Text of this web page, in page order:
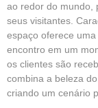
ao redor do mundo,
seus visitantes.
espaço oferece
encontro em um
os clientes são
combina a beleza
criando um cenário